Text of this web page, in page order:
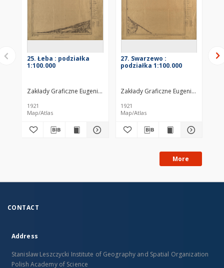
25. Łeba : podziałka
1:100.000
Zakłady Graficzne Eugeniusza i dra Kazimierza Koziańskich. Redaktor
1921
Map/Atlas
27. Swarzewo :
podziałka 1:100.000
Zakłady Graficzne Eugeniusza i dra
1921
Map/Atlas
More
CONTACT
Address
Stanislaw Leszczycki Institute of Geography and Spatial Organization
Polish Academy of Science